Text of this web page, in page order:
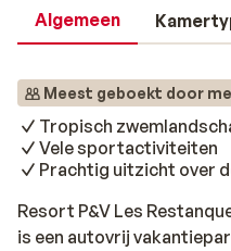
Algemeen
Meest geboekt door
Tropisch
Vele sportactiviteiten
Prachtig uitzicht over
Resort P&V Les
is een autovrij